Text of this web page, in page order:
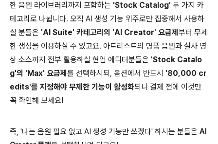
한 음원 라이브러리까지 포함하는 'Stock Catalog' 두 가지 카
테고리로 나뉩니다. 오직 AI 생성 기능 위주로만 집중해서 사용하
실 분들은 'AI Suite' 카테고리의 'AI Creator' 요금제 부터 무제
한 생성을 이용하실 수 있고요. 아트리스트의 명품 음원과 실사 영
상 소스까지 전부 활용하실 현업 에디터분들은 'Stock Catalo
g'의 'Max' 요금제 를 선택하시되, 옵션에서 반드시 '80,000 cr
edits'를 지정해야 무제한 기능이 활성화되니 결제 전에 이것만
꼭 확인해 보세요!
즉, '나는 음원 필요 없고 AI 생성 기능만 쓰겠다' 하시는 분들은 AI